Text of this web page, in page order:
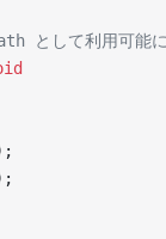
として利用可能